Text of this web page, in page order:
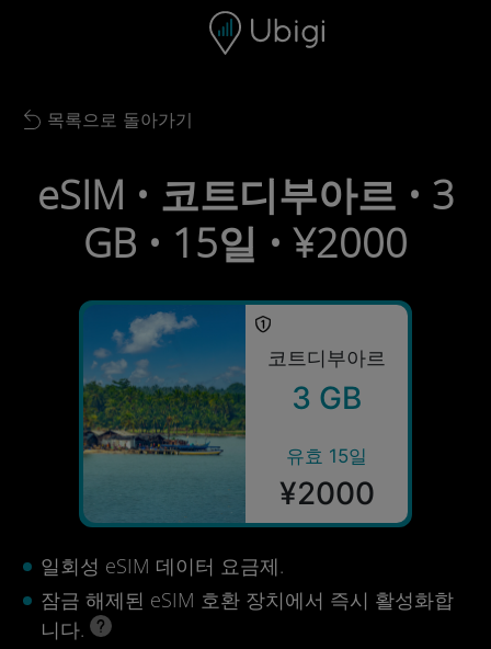
내비게이션 바 하단
Back to list
목록으로 돌아가기
eSIM • 코트디부아르 • 3
GB • 15일 • ¥2000
코트디부아르
3 GB
유효 15일
¥2000
일회성 eSIM 데이터 요금제.
잠금 해제된 eSIM 호환 장치에서 즉시 활성화합
니다.